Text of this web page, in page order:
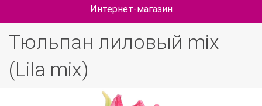
Интернет-магазин
Тюльпан лиловый mix
(Lila mix)